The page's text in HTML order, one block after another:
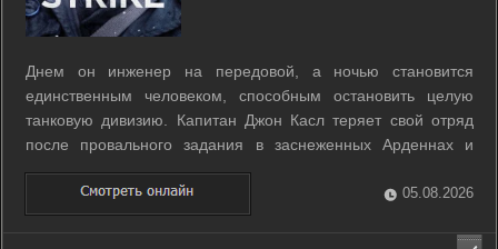
Днем он инженер на передовой, а ночью становится
единственным человеком, способным остановить целую
танковую дивизию. Капитан Джон Касл теряет свой отряд
после провального задания в заснеженных Арденнах и
остается один за линией фронта. Ему нужно преодолеть
тридцать километров по вражеской территории, имея при
себе лишь рацию и остатки снаряжения. ...
05.08.2026